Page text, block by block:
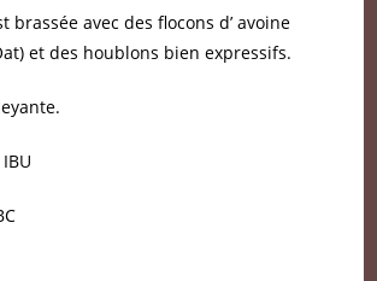
brassée avec des flocons d’ avoine
et des houblons bien expressifs.